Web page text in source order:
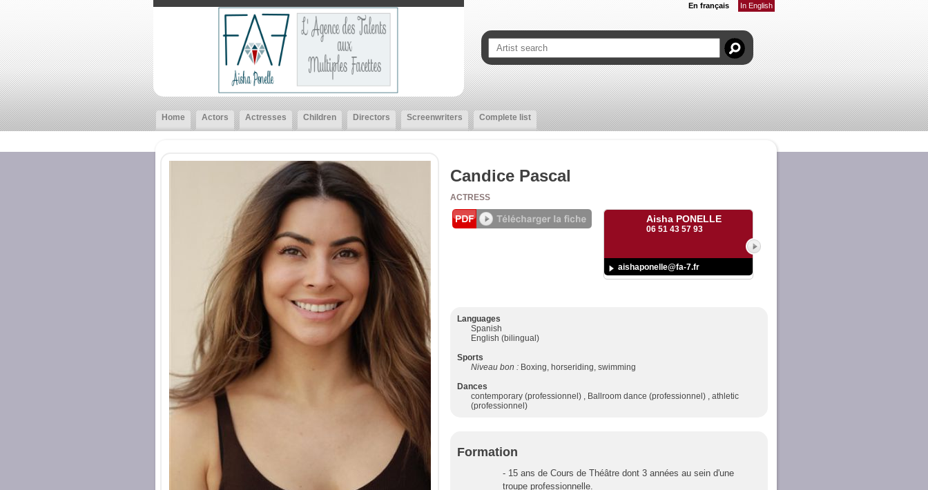
En français In English
Home Actors Actresses Children Directors Screenwriters Complete list
Candice Pascal
ACTRESS
Aisha PONELLE
06 51 43 57 93
aishaponelle@fa-7.fr
Languages
Spanish
English (bilingual)
Sports
Niveau bon : Boxing, horseriding, swimming
Dances
contemporary (professionnel) , Ballroom dance (professionnel) , athletic
(professionnel)
Formation
- 15 ans de Cours de Théâtre dont 3 années au sein d'une
troupe professionnelle.